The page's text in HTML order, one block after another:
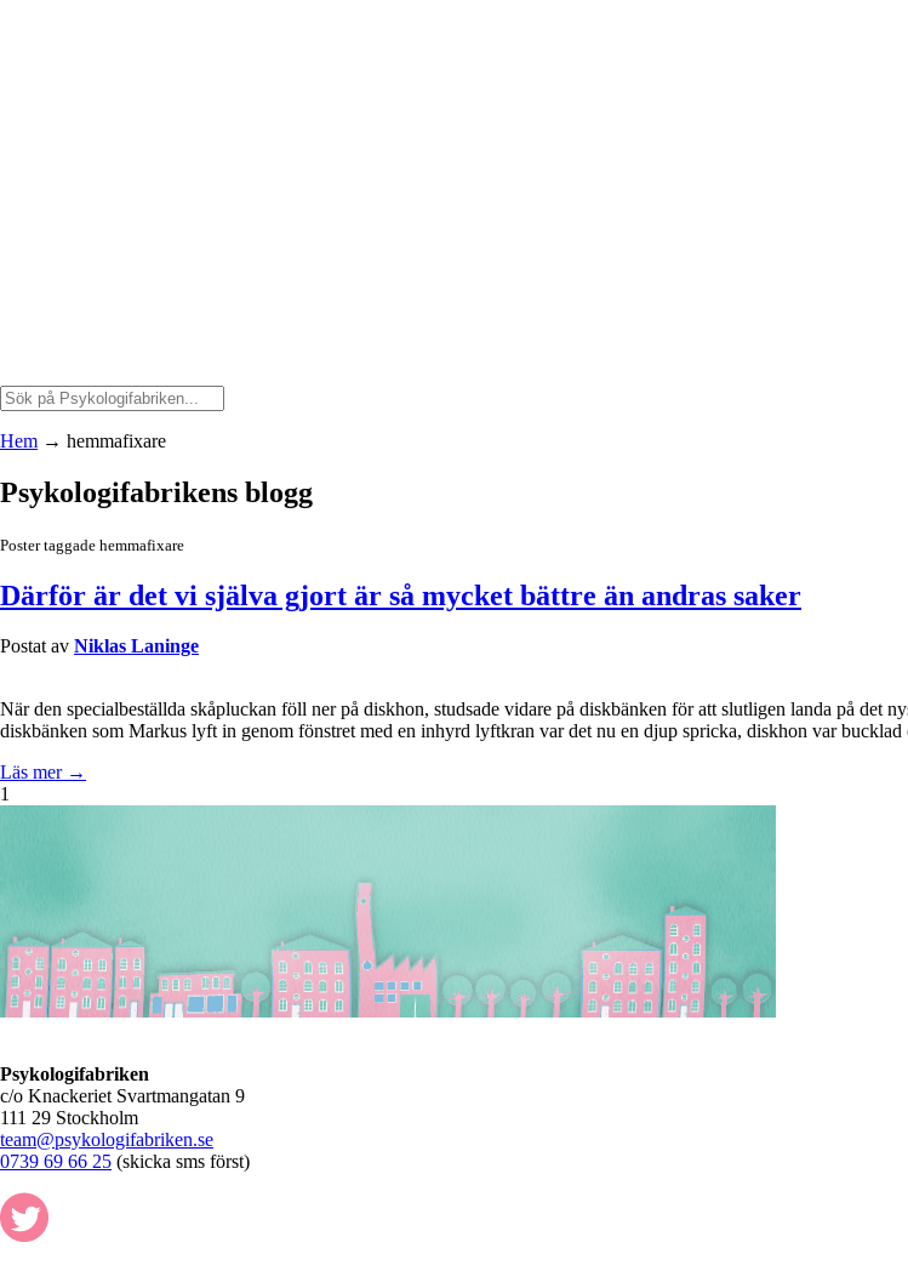
Hem → hemmafixare
Psykologifabrikens blogg
Poster taggade hemmafixare
Därför är det vi själva gjort är så mycket bättre än andras saker
Postat av Niklas Laninge
När den specialbeställda skåpluckan föll ner på diskhon, studsade vidare på diskbänken för att slutligen landa på det
diskbänken som Markus lyft in genom fönstret med en inhyrd lyftkran var det nu en djup spricka, diskhon var
Läs mer →
1
Psykologifabriken
c/o Knackeriet Svartmangatan 9
111 29 Stockholm
team@psykologifabriken.se
0739 69 66 25 (skicka sms först)